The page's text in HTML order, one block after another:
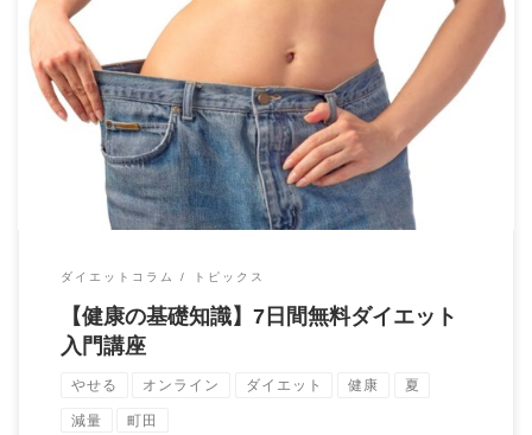
パーソナルトレーニングジムBrain代表トレーナーの大石圭太朗
です！ 暑い日が続きますね！ &nbs […]
ダイエットコラム トピックス
【健康の基礎知識】7日間無料ダイエット
入門講座
やせる オンライン ダイエット 健康 夏
減量 町田